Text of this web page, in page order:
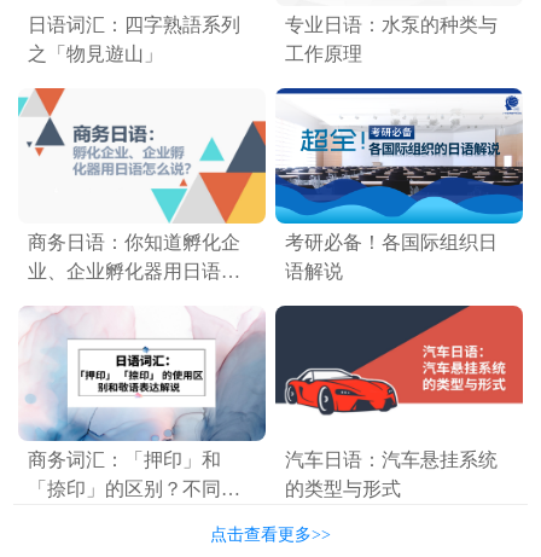
日语词汇：四字熟語系列
之「物見遊山」
专业日语：水泵的种类与
工作原理
商务日语：你知道孵化企
业、企业孵化器用日语怎
考研必备！各国际组织日
语解说
商务词汇：「押印」和
「捺印」的区别？不同场
汽车日语：汽车悬挂系统
的类型与形式
点击查看更多>>